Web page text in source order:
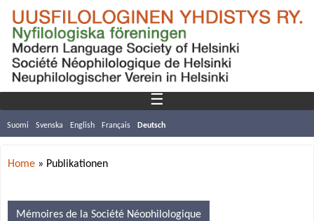
Home » Publikationen
Mémoires de la Société Néophilologique
☰
Suomi Svenska English Français Deutsch